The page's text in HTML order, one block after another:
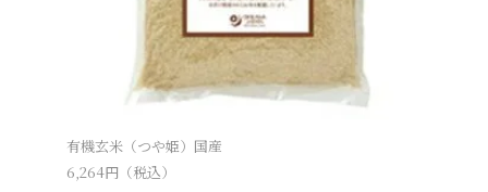
有機玄米（つや姫）国産
6,264円（税込）